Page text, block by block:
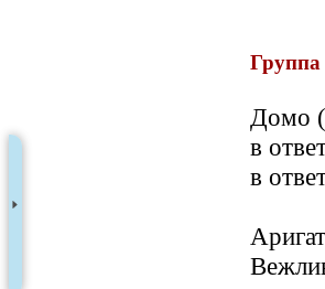
Домо
в
в